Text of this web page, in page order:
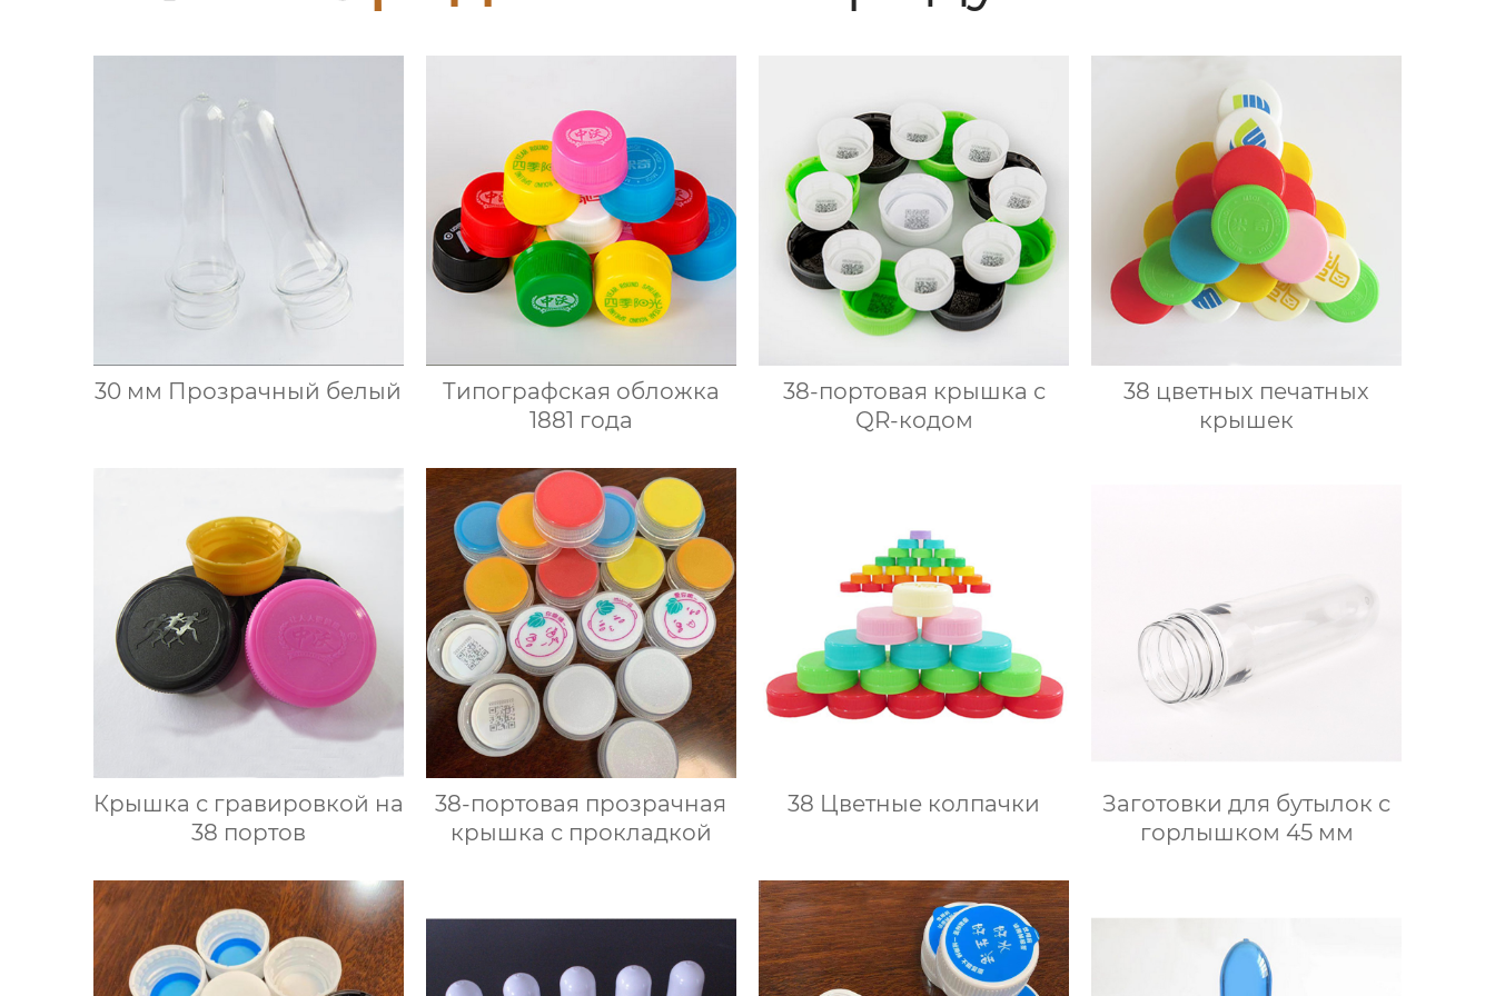
30 мм Прозрачный белый
Типографская обложка
1881 года
38-портовая крышка с
QR-кодом
38 цветных печатных
крышек
Крышка с гравировкой на
38 портов
38-портовая прозрачная
крышка с прокладкой
38 Цветные колпачки
Заготовки для бутылок с
горлышком 45 мм